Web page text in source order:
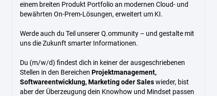
einem breiten Produkt Portfolio an modernen Cloud- und
bewährten On-Prem-Lösungen, erweitert um KI.
Werde auch du Teil unserer Q.ommunity – und gestalte mit
uns die Zukunft smarter Informationen.
Du (m/w/d) findest dich in keiner der ausgeschriebenen
Stellen in den Bereichen Projektmanagement,
Softwareentwicklung, Marketing oder Saleswieder, bist
aber der Überzeugung dein Knowhow und Mindset passen